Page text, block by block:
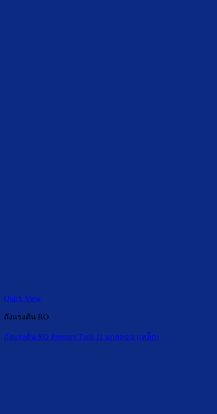
Quick View
ถังแรงดัน RO
ถังแรงดัน RO Pressure Tank 11 แกลลอน (เหล็ก)